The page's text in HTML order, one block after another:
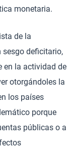
monetaria.
de la
deficitario,
en la actividad de
otorgándoles la
los países
porque
públicas o a